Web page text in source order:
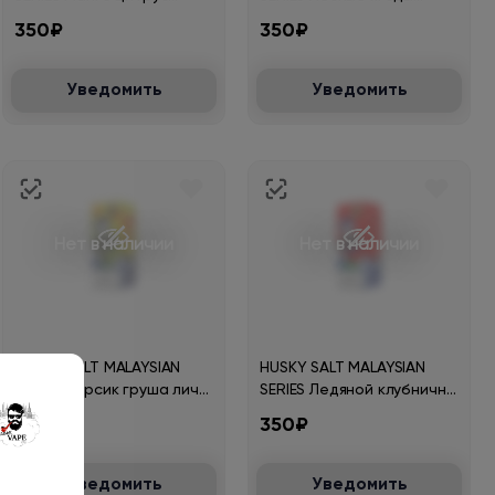
350₽
Уведомить
350₽
Уведомить
Нет в наличии
HUSKY SALT MALAYSIAN
SERIES Персик груша личи
с холодком 30мл.20мг.
350₽
Уведомить
Нет в наличии
HUSKY SALT MALAYSIAN
SERIES Ледяной клубнично
30мл.20мг.
350₽
Уведомить